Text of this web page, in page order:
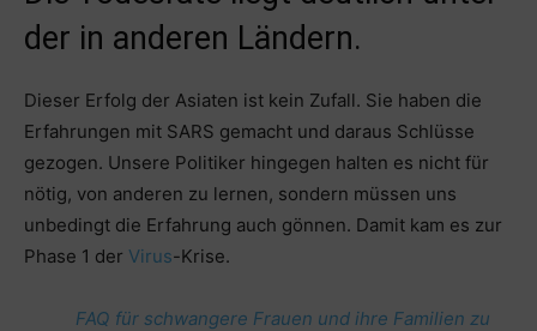
der in anderen Ländern.
Dieser Erfolg der Asiaten ist kein Zufall. Sie haben die
Erfahrungen mit SARS gemacht und daraus Schlüsse
gezogen. Unsere Politiker hingegen halten es nicht für
nötig, von anderen zu lernen, sondern müssen uns
unbedingt die Erfahrung auch gönnen. Damit kam es zur
Phase 1 der Virus-Krise.
FAQ für schwangere Frauen und ihre Familien zu